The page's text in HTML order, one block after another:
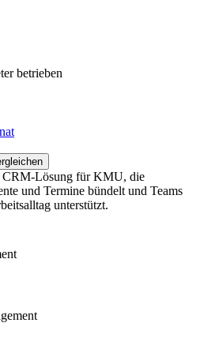
betrieben
CRM-Lösung für KMU, die
und Termine bündelt und Teams
unterstützt.